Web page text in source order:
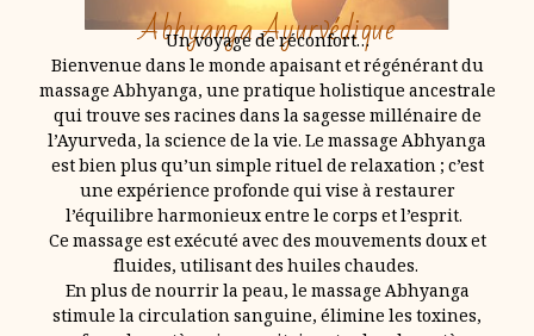
Abhyanga Ayurvédique
Un voyage de réconfort…
Bienvenue dans le monde apaisant et régénérant du
massage Abhyanga, une pratique holistique ancestrale
qui trouve ses racines dans la sagesse millénaire de
l’Ayurveda, la science de la vie. Le massage Abhyanga
est bien plus qu’un simple rituel de relaxation ; c’est
une expérience profonde qui vise à restaurer
l’équilibre harmonieux entre le corps et l’esprit.
Ce massage est exécuté avec des mouvements doux et
fluides, utilisant des huiles chaudes.
En plus de nourrir la peau, le massage Abhyanga
stimule la circulation sanguine, élimine les toxines,